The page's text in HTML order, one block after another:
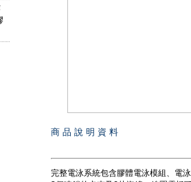
商 品 說 明 資 料
完整電泳系統包含膠體電泳模組、電